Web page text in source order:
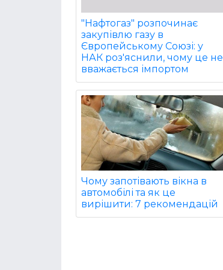
"Нафтогаз" розпочинає
закупівлю газу в
Європейському Союзі: у
НАК роз'яснили, чому це не
вважається імпортом
Чому запотівають вікна в
автомобілі та як це
вирішити: 7 рекомендацій